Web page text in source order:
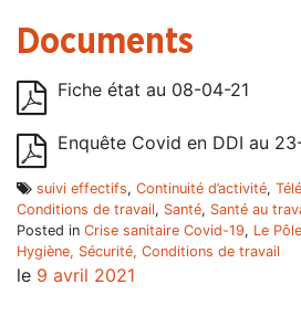
Documents
Fiche état au 08-04-21
Enquête Covid en DDI au
suivi effectifs, Continuité d’activité,
Conditions de travail, Santé, Santé au
Posted in Crise sanitaire Covid-19, Le
Hygiène, Sécurité, Conditions de travail
le 9 avril 2021